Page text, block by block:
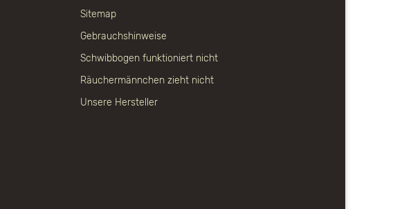
Sitemap
Gebrauchshinweise
Schwibbogen funktioniert nicht
Räuchermännchen zieht nicht
Unsere Hersteller